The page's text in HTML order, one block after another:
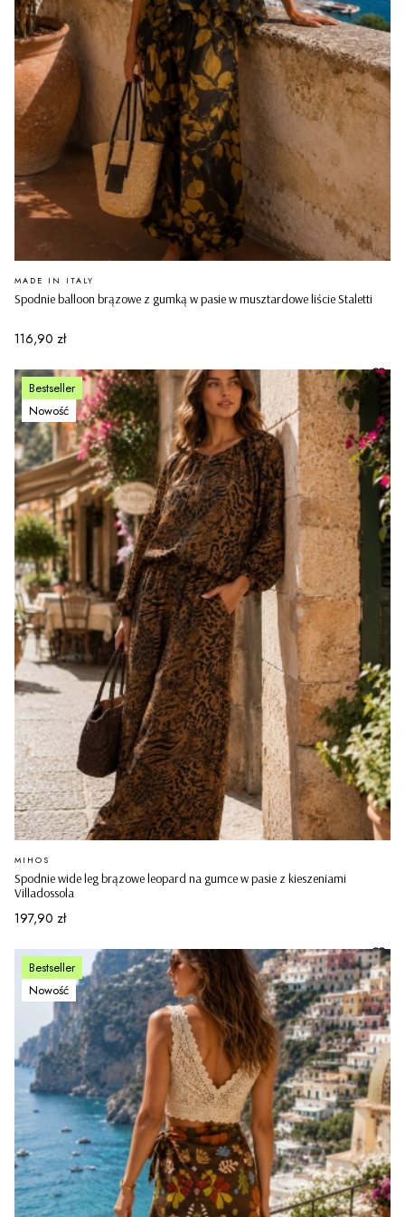
Spodnie balloon brązowe z gumką w pasie w musztardowe liście Staletti
PRODUCENT
MADE IN ITALY
Cena
116,90 zł
Bestseller
Nowość
Spodnie wide leg brązowe leopard na gumce w pasie z kieszeniami
Villadossola
PRODUCENT
MIHOS
Cena
197,90 zł
Bestseller
Nowość